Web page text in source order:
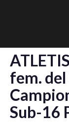
fem. del
Sub-16